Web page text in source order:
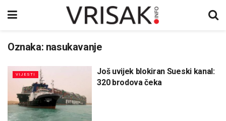
Oznaka: nasukavanje
VIJESTI
Još uvijek blokiran Sueski kanal:
320 brodova čeka